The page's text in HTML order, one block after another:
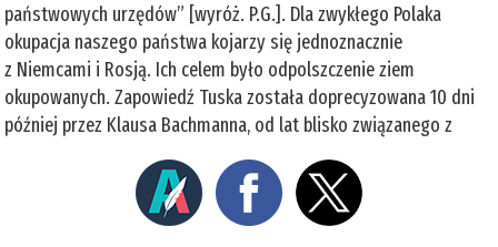
państwowych urzędów” [wyróż. P.G.]. Dla zwykłego Polaka
okupacja naszego państwa kojarzy się jednoznacznie
z Niemcami i Rosją. Ich celem było odpolszczenie ziem
okupowanych. Zapowiedź Tuska została doprecyzowana 10 dni
później przez Klausa Bachmanna, od lat blisko związanego z